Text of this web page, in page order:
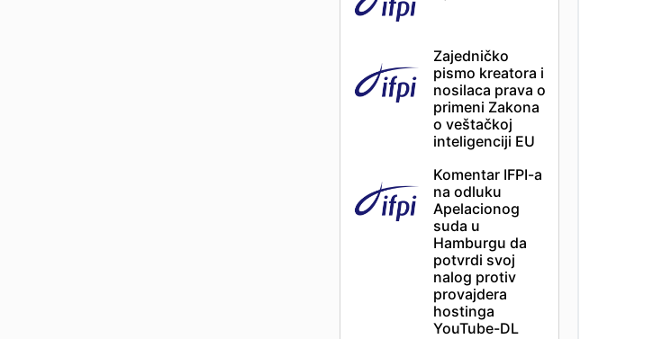
Zajedničko
pismo kreatora i
nosilaca prava o
primeni Zakona
o veštačkoj
inteligenciji EU
Komentar IFPI-a
na odluku
Apelacionog
suda u
Hamburgu da
potvrdi svoj
nalog protiv
provajdera
hostinga
YouTube-DL